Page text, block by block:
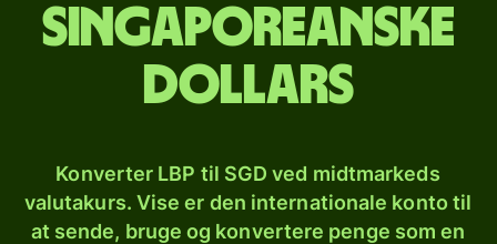
singaporeanske
dollars
Konverter LBP til SGD ved midtmarkeds
valutakurs. Vise er den internationale konto til
at sende, bruge og konvertere penge som en